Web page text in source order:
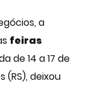
a
feiras
de 14 a 17 de
(RS), deixou